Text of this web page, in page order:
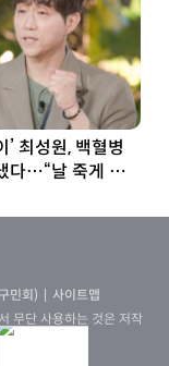
’ 최성원, 백혈병
다…“날 죽게 하
민회)
사이트맵
무단 사용하는 것은 저작